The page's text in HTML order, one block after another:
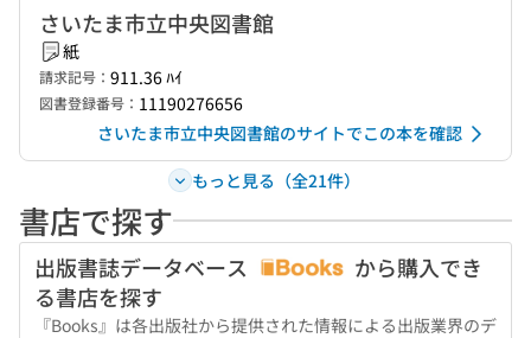
さいたま市立中央図書館
紙
請求記号： 911.36 ﾊｲ
図書登録番号： 11190276656
さいたま市立中央図書館のサイトでこの本を確認
もっと見る（全21件）
書店で探す
出版書誌データベース
から購入でき
る書店を探す
『Books』は各出版社から提供された情報による出版業界のデ